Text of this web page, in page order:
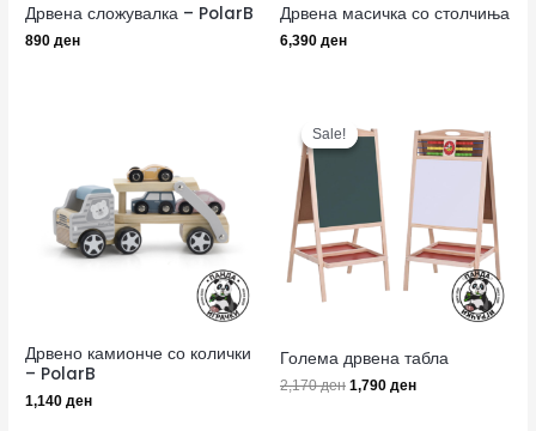
Дрвена сложувалка – PolarB
890ден
Дрвена масичка со столчиња
6,390 ден
Дрвено камионче со колички
– PolarB
1,140ден
Sale!
Sale!
Голема дрвена табла
2,170ден
price
was:
2,170 ден.
1,790 ден
price
is:
1,790 ден.